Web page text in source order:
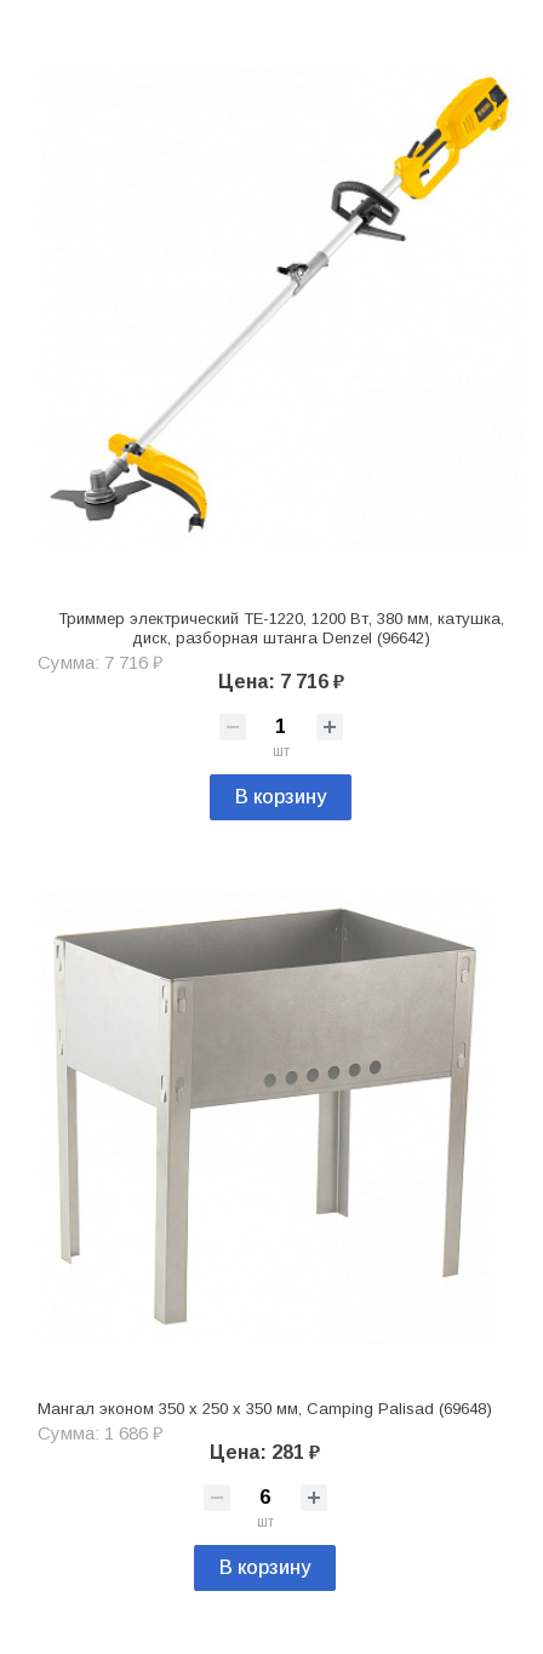
Триммер электрический TE-1220, 1200 Вт, 380 мм, катушка,
диск, разборная штанга Denzel (96642)
Сумма: 7 716 ₽
Цена: 7 716 ₽
шт
В корзину
Мангал эконом 350 x 250 x 350 мм, Camping Palisad (69648)
Сумма: 1 686 ₽
Цена: 281 ₽
шт
В корзину